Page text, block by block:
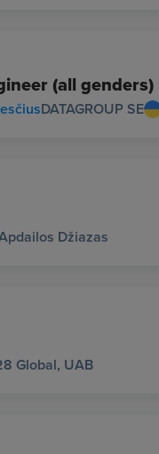
(all genders)
DATAGROUP SE
Džiazas
Global, UAB